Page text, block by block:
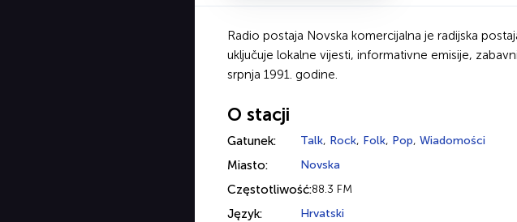
Radio postaja Novska komercijalna je radijska
uključuje lokalne vijesti, informativne emisije,
srpnja 1991. godine.
O stacji
Gatunek: Talk, Rock, Folk, Pop, Wiadomości
Miasto: Novska
Częstotliwość:88.3 FM
Język: Hrvatski